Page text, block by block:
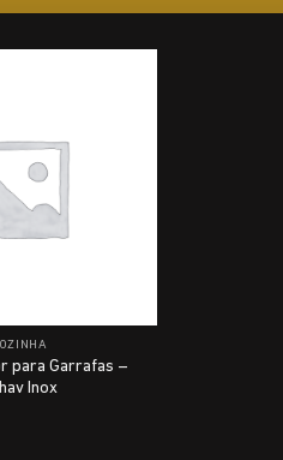
para Garrafas –
Inox